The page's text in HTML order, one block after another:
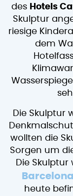
des Hotels
Skulptur
riesige
dem
Die Skulptur
wollten die
Sorgen um
Die
Barcelona
heute